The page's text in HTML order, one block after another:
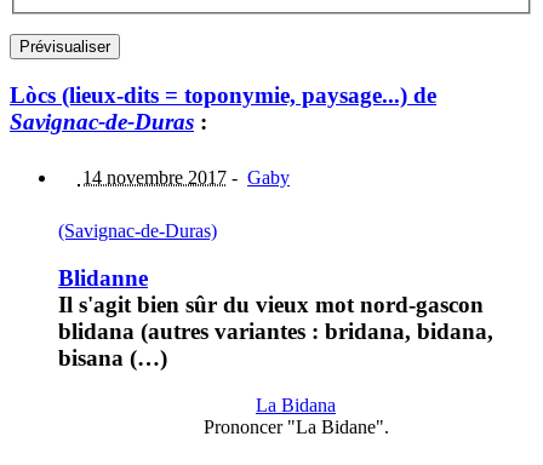
Lòcs (lieux-dits = toponymie, paysage...) de
Savignac-de-Duras :
14 novembre 2017 - Gaby
(Savignac-de-Duras)
Blidanne
Il s'agit bien sûr du vieux mot nord-gascon
blidana (autres variantes : bridana, bidana,
bisana (…)
La Bidana
Prononcer "La Bidane".